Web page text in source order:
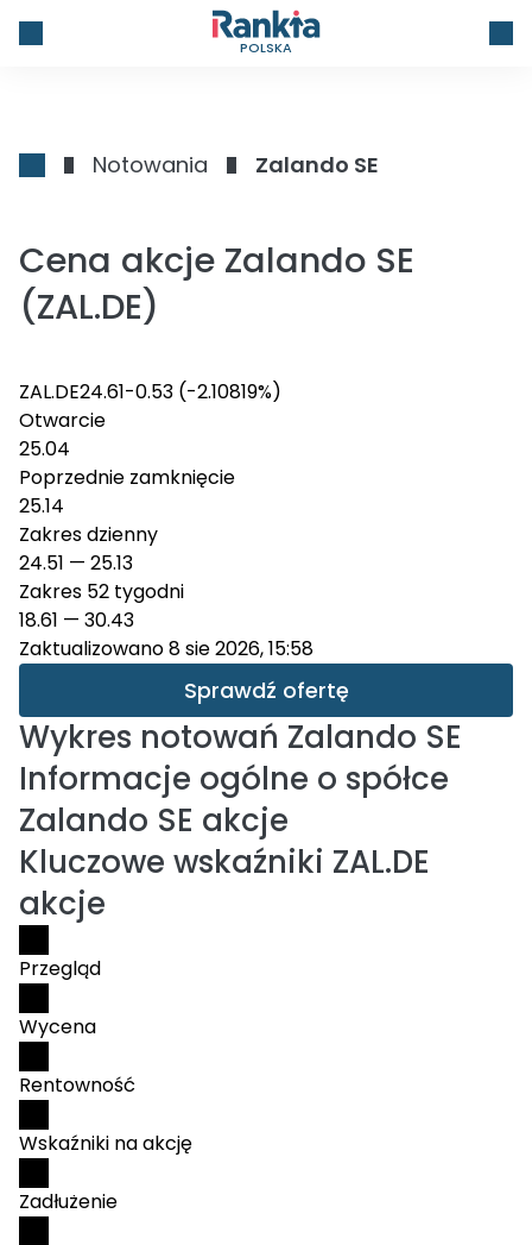
POLSKA
Notowania Zalando SE
Cena akcje Zalando SE
(ZAL.DE)
ZAL.DE24.61-0.53 (-2.10819%)
Otwarcie
25.04
Poprzednie zamknięcie
25.14
Zakres dzienny
24.51 — 25.13
Zakres 52 tygodni
18.61 — 30.43
Zaktualizowano 8 sie 2026, 15:58
Sprawdź ofertę
Wykres notowań Zalando SE
Informacje ogólne o spółce
Zalando SE akcje
Kluczowe wskaźniki ZAL.DE
akcje
Przegląd
Wycena
Rentowność
Wskaźniki na akcję
Zadłużenie